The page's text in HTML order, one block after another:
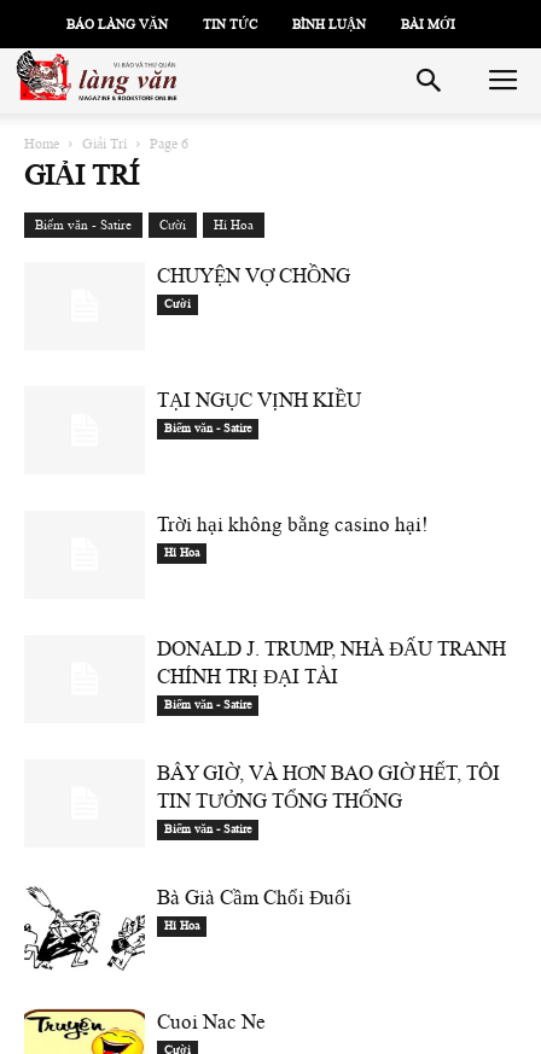
BÁO LÀNG VĂN TIN TỨC BÌNH LUẬN BÀI MỚI
Home Giải Trí Page 6
GIẢI TRÍ
Biếm văn - Satire Cười Hí Hoa
CHUYỆN VỢ CHỒNG
Cười
TẠI NGỤC VỊNH KIỀU
Biếm văn - Satire
Trời hại không bằng casino hại!
Hí Hoa
DONALD J. TRUMP, NHÀ ĐẤU TRANH
CHÍNH TRỊ ĐẠI TÀI
Biếm văn - Satire
BÂY GIỜ, VÀ HƠN BAO GIỜ HẾT, TÔI
TIN TƯỞNG TỔNG THỐNG
Biếm văn - Satire
Bà Già Cầm Chổi Đuổi
Hí Hoa
Cuoi Nac Ne
Cười